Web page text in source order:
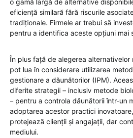
o gamă largă de alternative
eficiență similară fără riscurile
tradiționale. Firmele ar trebui să
pentru a identifica aceste opțiuni mai
În plus față de alegerea
pot lua în considerare utilizarea
gestionare a dăunătorilor (IPM).
diferite strategii – inclusiv metode
– pentru a controla dăunătorii într-un
adoptarea acestor practici
protejează clienții și angajații, dar
mediului.